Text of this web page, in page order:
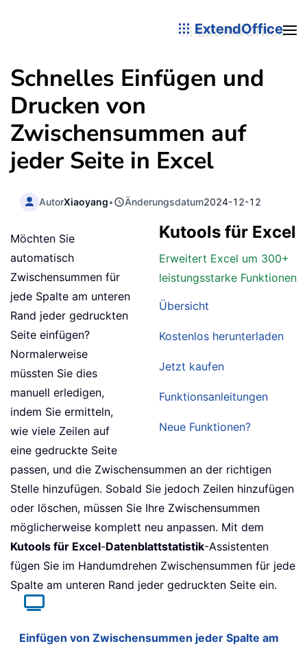
ExtendOffice
Schnelles Einfügen und
Drucken von
Zwischensummen auf
jeder Seite in Excel
AutorXiaoyang• Änderungsdatum2024-12-12
Kutools für Excel
Erweitert Excel um 300+
leistungsstarke Funktionen
Übersicht
Kostenlos herunterladen
Jetzt kaufen
Funktionsanleitungen
Neue Funktionen?
Möchten Sie
automatisch
Zwischensummen für
jede Spalte am unteren
Rand jeder gedruckten
Seite einfügen?
Normalerweise
müssten Sie dies
manuell erledigen,
indem Sie ermitteln,
wie viele Zeilen auf
eine gedruckte Seite
passen, und die Zwischensummen an der richtigen
Stelle hinzufügen. Sobald Sie jedoch Zeilen hinzufügen
oder löschen, müssen Sie Ihre Zwischensummen
möglicherweise komplett neu anpassen. Mit dem
Kutools für Excel-Datenblattstatistik-Assistenten
fügen Sie im Handumdrehen Zwischensummen für jede
Spalte am unteren Rand jeder gedruckten Seite ein.
Einfügen von Zwischensummen jeder Spalte am